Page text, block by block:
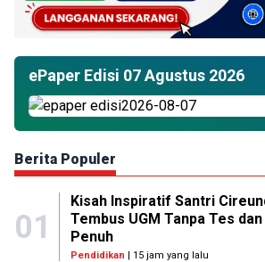
ePaper Edisi 07 Agustus 2026
Berita Populer
01
Kisah Inspiratif Santri
Tembus UGM Tanpa Tes
Penuh
Pendidikan | 15 jam yang lalu